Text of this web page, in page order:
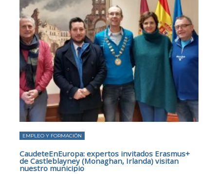
EMPLEO Y FORMACIÓN
CaudeteEnEuropa: expertos invitados Erasmus+
de Castleblayney (Monaghan, Irlanda) visitan
nuestro municipio